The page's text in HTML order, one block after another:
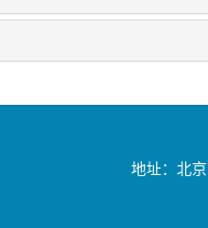
地址：北